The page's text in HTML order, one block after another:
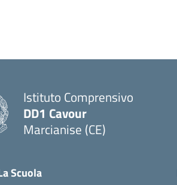
Istituto Comprensivo
DD1 Cavour
Marcianise (CE)
Scuola